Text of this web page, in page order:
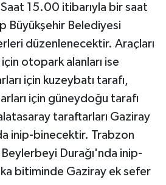
15.00 itibarıyla bir saat
Büyükşehir Belediyesi
düzenlenecektir. Araçları
otopark alanları ise
için kuzeybatı tarafı,
için güneydoğu tarafı
taraftarları Gaziray
inip-binecektir. Trabzon
Durağı'nda inip-
bitiminde Gaziray ek sefer